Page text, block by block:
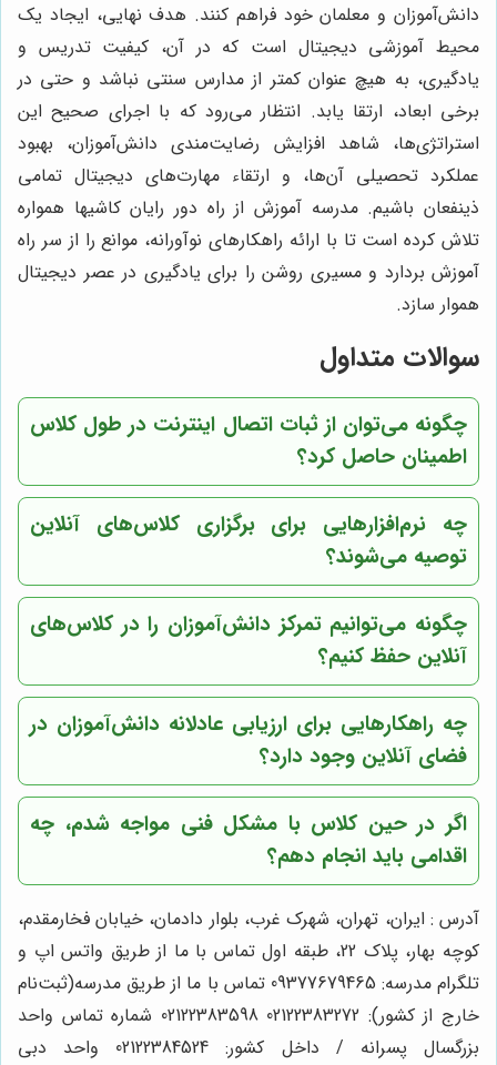
دانش‌آموزان و معلمان خود فراهم کنند. هدف نهایی، ایجاد یک
محیط آموزشی دیجیتال است که در آن، کیفیت تدریس و
یادگیری، به هیچ عنوان کمتر از مدارس سنتی نباشد و حتی در
برخی ابعاد، ارتقا یابد. انتظار می‌رود که با اجرای صحیح این
استراتژی‌ها، شاهد افزایش رضایت‌مندی دانش‌آموزان، بهبود
عملکرد تحصیلی آن‌ها، و ارتقاء مهارت‌های دیجیتال تمامی
ذینفعان باشیم. مدرسه آموزش از راه دور رایان کاشیها همواره
تلاش کرده است تا با ارائه راهکارهای نوآورانه، موانع را از سر راه
آموزش بردارد و مسیری روشن را برای یادگیری در عصر دیجیتال
هموار سازد.
سوالات متداول
چگونه می‌توان از ثبات اتصال اینترنت در طول کلاس
اطمینان حاصل کرد؟
چه نرم‌افزارهایی برای برگزاری کلاس‌های آنلاین
توصیه می‌شوند؟
چگونه می‌توانیم تمرکز دانش‌آموزان را در کلاس‌های
آنلاین حفظ کنیم؟
چه راهکارهایی برای ارزیابی عادلانه دانش‌آموزان در
فضای آنلاین وجود دارد؟
اگر در حین کلاس با مشکل فنی مواجه شدم، چه
اقدامی باید انجام دهم؟
آدرس : ایران، تهران، شهرک غرب، بلوار دادمان، خیابان فخارمقدم،
کوچه بهار، پلاک 22، طبقه اول تماس با ما از طریق واتس اپ و
تلگرام مدرسه: 09377679465 تماس با ما از طریق مدرسه(ثبت‌نام
خارج از کشور): 02122383272 02122383598 شماره تماس واحد
بزرگسال پسرانه / داخل کشور: 02122384524 واحد دبی